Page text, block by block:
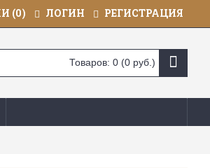
(0) ЛОГИН РЕГИСТРАЦИЯ
Товаров: 0 (0 руб.)